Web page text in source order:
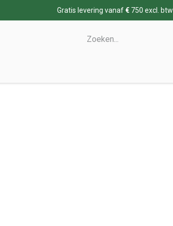
Gratis levering vanaf€ 750 excl. btw